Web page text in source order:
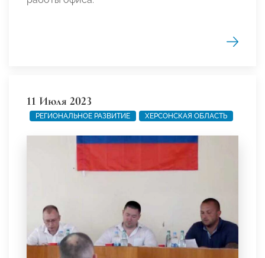
11 Июля 2023
РЕГИОНАЛЬНОЕ РАЗВИТИЕ ХЕРСОНСКАЯ ОБЛАСТЬ